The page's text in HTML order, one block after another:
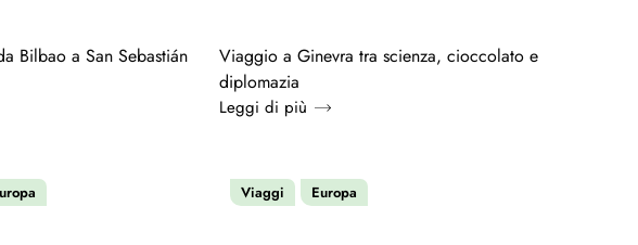
Bilbao a San Sebastián
Viaggio a Ginevra tra scienza, cioccolato e
diplomazia
Leggi di più
Viaggi Europa